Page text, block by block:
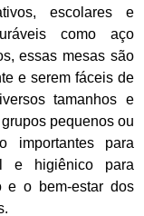
escolares e
como aço
essas mesas são
e serem fáceis de
tamanhos e
pequenos ou
importantes para
e higiênico para
e o bem-estar dos